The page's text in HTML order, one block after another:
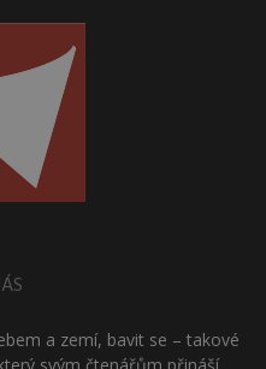
a zemí, bavit se – takové